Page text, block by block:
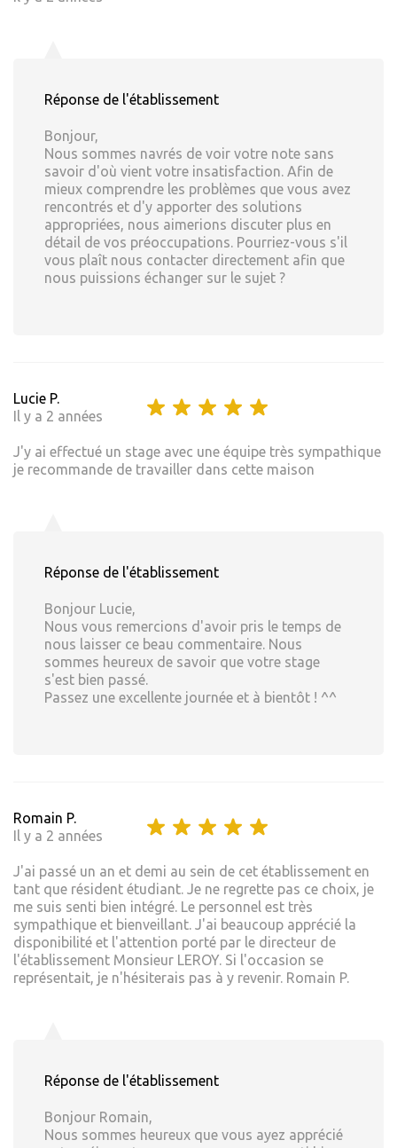
Réponse de l'établissement
Bonjour,
Nous sommes navrés de voir votre note sans
savoir d'où vient votre insatisfaction. Afin de
mieux comprendre les problèmes que vous avez
rencontrés et d'y apporter des solutions
appropriées, nous aimerions discuter plus en
détail de vos préoccupations. Pourriez-vous s'il
vous plaît nous contacter directement afin que
nous puissions échanger sur le sujet ?
Lucie P.
Il y a 2 années
J'y ai effectué un stage avec une équipe très sympathique
je recommande de travailler dans cette maison
Réponse de l'établissement
Bonjour Lucie,
Nous vous remercions d'avoir pris le temps de
nous laisser ce beau commentaire. Nous
sommes heureux de savoir que votre stage
s'est bien passé.
Passez une excellente journée et à bientôt ! ^^
Romain P.
Il y a 2 années
J'ai passé un an et demi au sein de cet établissement en
tant que résident étudiant. Je ne regrette pas ce choix, je
me suis senti bien intégré. Le personnel est très
sympathique et bienveillant. J'ai beaucoup apprécié la
disponibilité et l'attention porté par le directeur de
l'établissement Monsieur LEROY. Si l'occasion se
représentait, je n'hésiterais pas à y revenir. Romain P.
Réponse de l'établissement
Bonjour Romain,
Nous sommes heureux que vous ayez apprécié